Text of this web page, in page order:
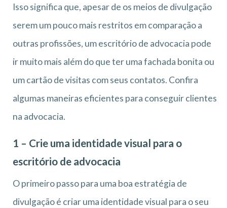
Isso significa que, apesar de os meios de divulgação
serem um pouco mais restritos em comparação a
outras profissões, um escritório de advocacia pode
ir muito mais além do que ter uma fachada bonita ou
um cartão de visitas com seus contatos. Confira
algumas maneiras eficientes para conseguir clientes
na advocacia.
1 – Crie uma identidade visual para o
escritório de advocacia
O primeiro passo para uma boa estratégia de
divulgação é criar uma identidade visual para o seu